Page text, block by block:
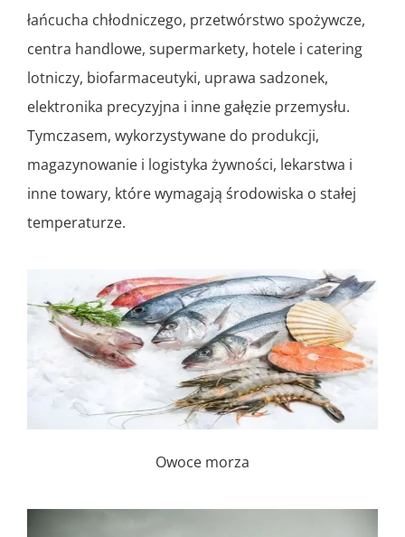
łańcucha chłodniczego, przetwórstwo spożywcze,
centra handlowe, supermarkety, hotele i catering
lotniczy, biofarmaceutyki, uprawa sadzonek,
elektronika precyzyjna i inne gałęzie przemysłu.
Tymczasem, wykorzystywane do produkcji,
magazynowanie i logistyka żywności, lekarstwa i
inne towary, które wymagają środowiska o stałej
temperaturze.
Owoce morza